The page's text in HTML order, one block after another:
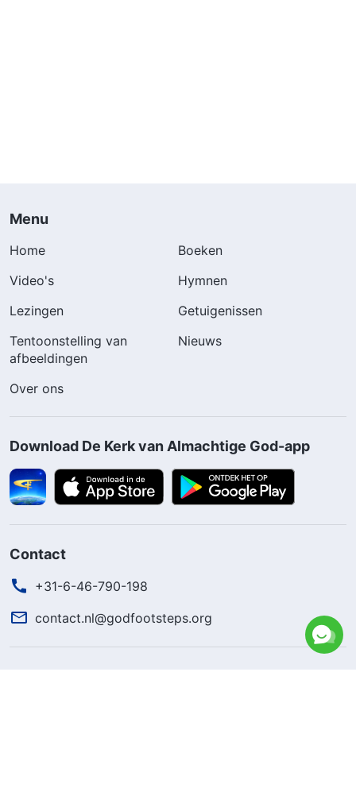
Menu
Home
Boeken
Video's
Hymnen
Lezingen
Getuigenissen
Tentoonstelling van
afbeeldingen
Nieuws
Over ons
Download De Kerk van Almachtige God-app
Contact
+31-6-46-790-198
contact.nl@godfootsteps.org